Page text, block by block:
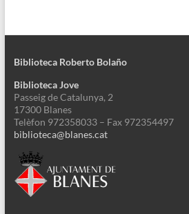
Biblioteca Roberto Bolaño
Biblioteca Jove
Passeig de Catalunya, 2
17300 Blanes
Telèfon 972358033 – Fax 972354497
biblioteca@blanes.cat